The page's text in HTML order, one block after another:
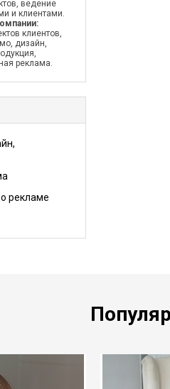
ведение
и клиентами.
клиентов,
дизайн,
реклама.
рекламе